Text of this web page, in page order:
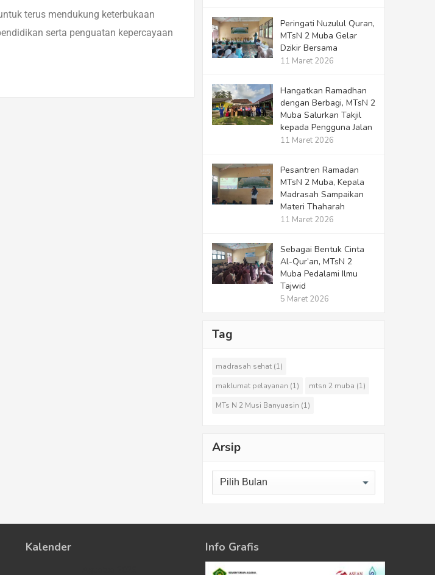
terus mendukung keterbukaan
serta penguatan kepercayaan
Peringati Nuzulul Quran,
MTsN 2 Muba Gelar
Dzikir Bersama
11 Maret 2026
Hangatkan Ramadhan
dengan Berbagi, MTsN 2
Muba Salurkan Takjil
kepada Pengguna Jalan
11 Maret 2026
Pesantren Ramadan
MTsN 2 Muba, Kepala
Madrasah Sampaikan
Materi Thaharah
11 Maret 2026
Sebagai Bentuk Cinta
Al-Qur’an, MTsN 2
Muba Pedalami Ilmu
Tajwid
5 Maret 2026
Tag
madrasah sehat (1)
maklumat pelayanan (1) mtsn 2 muba (1)
MTs N 2 Musi Banyuasin (1)
Arsip
Kalender Info Grafis